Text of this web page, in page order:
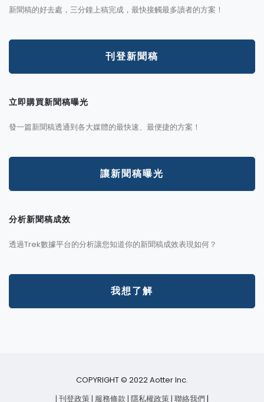
新聞稿的好去處，三分鐘上稿完成，最快接觸最多讀者的方案！
刊登新聞稿
立即購買新聞稿曝光
發一篇新聞稿透通到各大媒體的最快速、最便捷的方案！
讓新聞稿曝光
分析新聞稿成效
透過Trek數據平台的分析讓您知道你的新聞稿成效表現如何？
我想了解
COPYRIGHT © 2022 Aotter Inc.
| 刊登政策| 服務條款| 隱私權政策| 聯絡我們 |